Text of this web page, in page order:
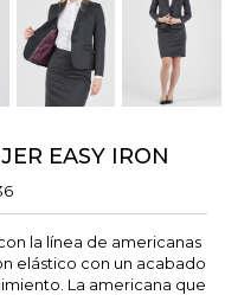
EASY IRON
la línea de americanas
elástico con un acabado
La americana que